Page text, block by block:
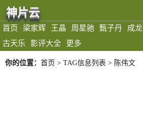
首页 梁家辉 王晶 周星驰 甄子丹 成龙
古天乐
影评大全 更多
神片云
你的位置： 首页 > TAG信息列表 > 陈伟文